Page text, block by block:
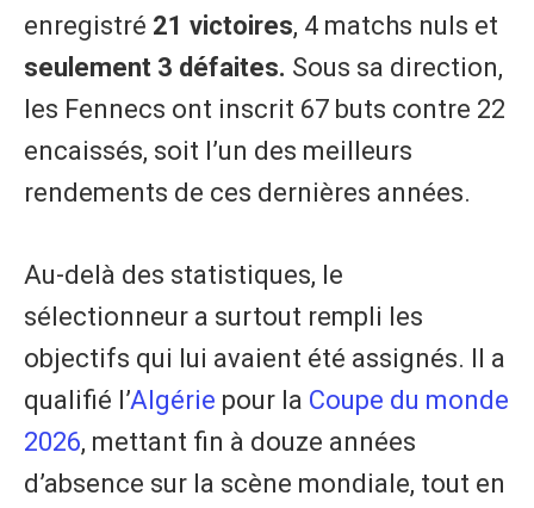
enregistré 21 victoires, 4 matchs nuls et
seulement 3 défaites. Sous sa direction,
les Fennecs ont inscrit 67 buts contre 22
encaissés, soit l’un des meilleurs
rendements de ces dernières années.
Au-delà des statistiques, le
sélectionneur a surtout rempli les
objectifs qui lui avaient été assignés. Il a
qualifié l’Algérie pour la Coupe du monde
2026, mettant fin à douze années
d’absence sur la scène mondiale, tout en